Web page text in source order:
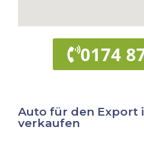
0174
Auto für den Export
verkaufen